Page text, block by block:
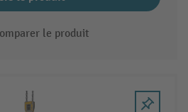
le produit